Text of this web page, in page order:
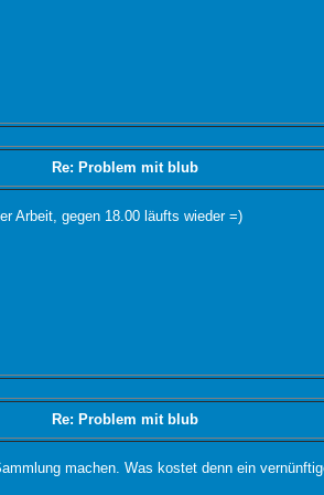
Re: Problem mit blub
Arbeit, gegen 18.00 läufts wieder =)
Re: Problem mit blub
machen. Was kostet denn ein